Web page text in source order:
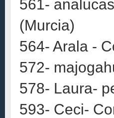
561-
(Murcia)
564- Arala -
572-
578- Laura-
593- Ceci-